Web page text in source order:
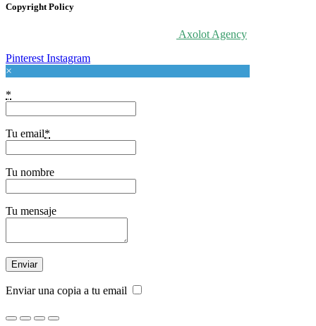
Copyright Policy
Axolot Agency
Pinterest Instagram
×
*
Tu email*
Tu nombre
Tu mensaje
Enviar una copia a tu email